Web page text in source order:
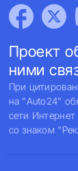
Проект
ними
При
на "Auto24"
сети
со знаком